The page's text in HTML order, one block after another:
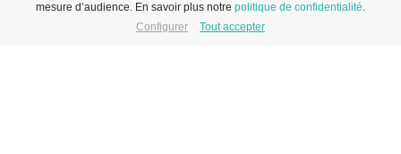
mesure d’audience. En savoir plus notre politique de confidentialité.
Configurer
Tout accepter